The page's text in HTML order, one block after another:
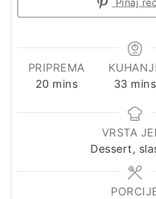
Pinaj
PRIPREMA
20minutes
mins
33 mins
VRSTA
Dessert,